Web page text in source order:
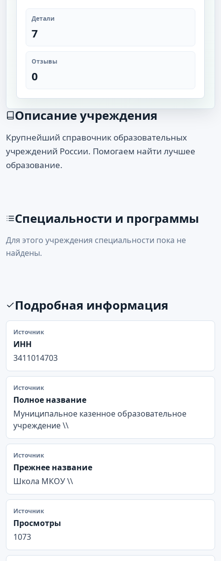
Детали
7
Отзывы
0
Описание учреждения
Крупнейший справочник образовательных
учреждений России. Помогаем найти лучшее
образование.
Специальности и программы
Для этого учреждения специальности пока не
найдены.
Подробная информация
Источник
ИНН
3411014703
Источник
Полное название
Муниципальное казенное образовательное
учреждение \\
Источник
Прежнее название
Школа МКОУ \\
Источник
Просмотры
1073